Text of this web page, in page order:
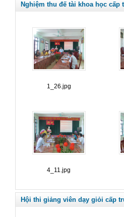
Nghiệm thu đế tài khoa học cấp
1_26.jpg
4_11.jpg
Hội thi giảng viên dạy giỏi cấp